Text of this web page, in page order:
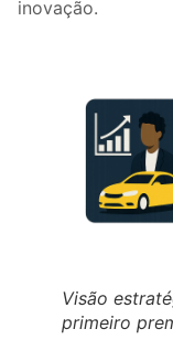
inovação.
Visão
primeiro